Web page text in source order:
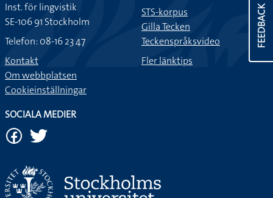
FEEDBACK
Inst. för lingvistik
SE-106 91 Stockholm
Telefon: 08-16 23 47
Kontakt
Om webbplatsen
Cookieinställningar
STS-korpus
Gilla Tecken
Teckenspråksvideo
Fler länktips
SOCIALA MEDIER